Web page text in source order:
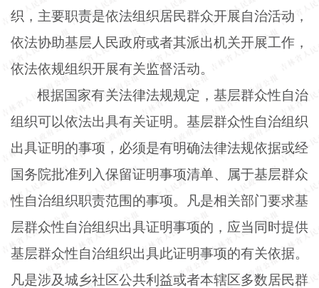
织，主要职责是依法组织居民群众开展自治活动，
依法协助基层人民政府或者其派出机关开展工作，
依法依规组织开展有关监督活动。
根据国家有关法律法规规定，基层群众性自治
组织可以依法出具有关证明。基层群众性自治组织
出具证明的事项，必须是有明确法律法规依据或经
国务院批准列入保留证明事项清单、属于基层群众
性自治组织职责范围的事项。凡是相关部门要求基
层群众性自治组织出具证明事项的，应当同时提供
基层群众性自治组织出具此证明事项的有关依据。
凡是涉及城乡社区公共利益或者本辖区多数居民群